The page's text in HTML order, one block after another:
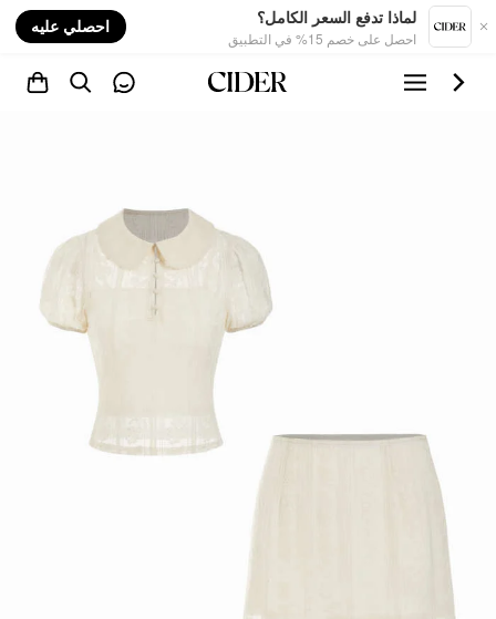
لماذا تدفع السعر الكامل؟
احصل على خصم 15% في التطبيق
احصلي عليه